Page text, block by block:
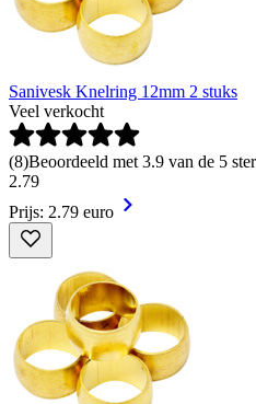
Sanivesk Knelring 12mm 2 stuks
Veel verkocht
(8)Beoordeeld met 3.9 van de 5
2.79
Prijs: 2.79 euro